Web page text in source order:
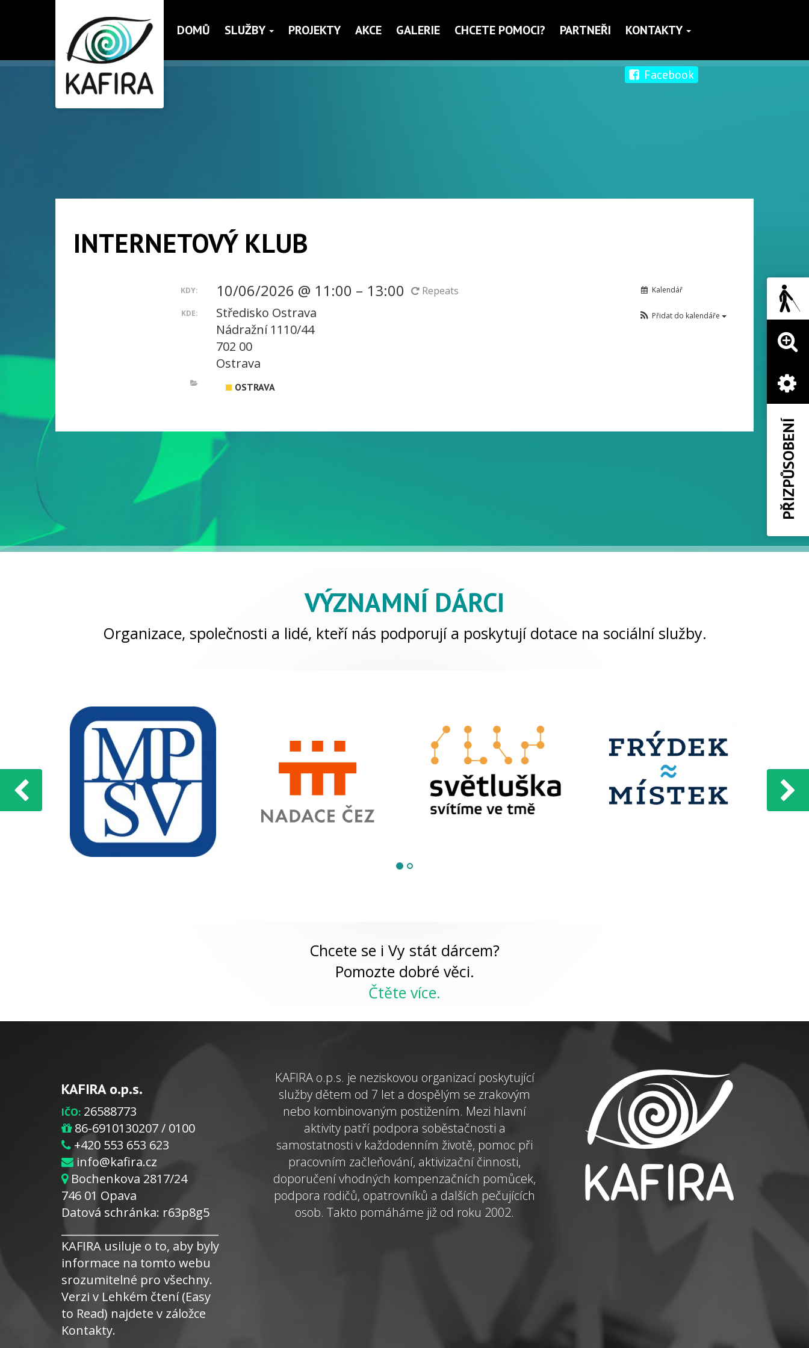
DOMŮ SLUŽBY PROJEKTY AKCE GALERIE CHCETE POMOCI? PARTNEŘI KONTAKTY
Facebook
INTERNETOVÝ KLUB
Kalendář
Přidat do kalendáře
KDY: 10/06/2026 @ 11:00 – 13:00 Repeats
KDE:
Středisko Ostrava
Nádražní 1110/44
702 00
Ostrava
OSTRAVA
VÝZNAMNÍ DÁRCI
Organizace, společnosti a lidé, kteří nás podporují a poskytují dotace na sociální služby.
Chcete se i Vy stát dárcem?
Pomozte dobré věci.
Čtěte více.
KAFIRA o.p.s.
IČO: 26588773
86-6910130207 / 0100
+420 553 653 623
info@kafira.cz
Bochenkova 2817/24
746 01 Opava
Datová schránka: r63p8g5
KAFIRA usiluje o to, aby byly
informace na tomto webu
srozumitelné pro všechny.
Verzi v Lehkém čtení (Easy
to Read) najdete v záložce
Kontakty.
KAFIRA o.p.s. je neziskovou organizací poskytující
služby dětem od 7 let a dospělým se zrakovým
nebo kombinovaným postižením. Mezi hlavní
aktivity patří podpora soběstačnosti a
samostatnosti v každodenním životě, pomoc při
pracovním začleňování, aktivizační činnosti,
doporučení vhodných kompenzačních pomůcek,
podpora rodičů, opatrovníků a dalších pečujících
osob. Takto pomáháme již od roku 2002.
PŘIZPŮSOBENÍ